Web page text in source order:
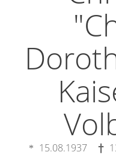
15.08.1937